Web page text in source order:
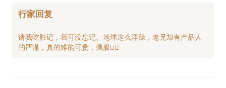
行家回复
请我吃胜记，我可没忘记。地球这么浮躁，老兄却有产品人